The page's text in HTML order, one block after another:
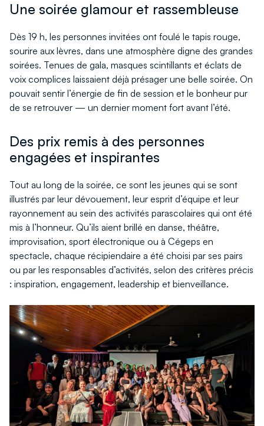
Une soirée glamour et rassembleuse
Dès 19 h, les personnes invitées ont foulé le tapis rouge,
sourire aux lèvres, dans une atmosphère digne des grandes
soirées. Tenues de gala, masques scintillants et éclats de
voix complices laissaient déjà présager une belle soirée. On
pouvait sentir l’énergie de fin de session et le bonheur pur
de se retrouver — un dernier moment fort avant l’été.
Des prix remis à des personnes
engagées et inspirantes
Tout au long de la soirée, ce sont les jeunes qui se sont
illustrés par leur dévouement, leur esprit d’équipe et leur
rayonnement au sein des activités parascolaires qui ont été
mis à l’honneur. Qu’ils aient brillé en danse, théâtre,
improvisation, sport électronique ou à Cégeps en
spectacle, chaque récipiendaire a été choisi par ses pairs
ou par les responsables d’activités, selon des critères précis
: inspiration, engagement, leadership et bienveillance.